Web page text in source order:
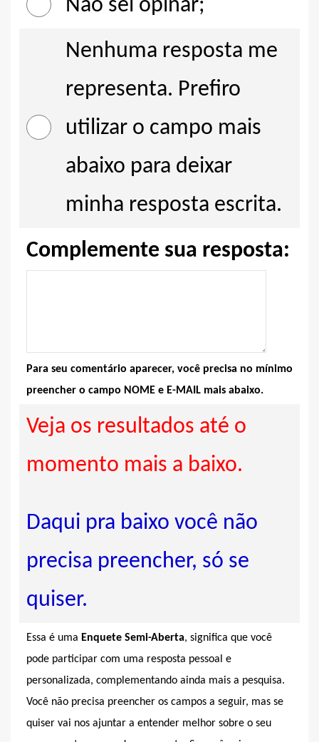
Não sei opinar;
Nenhuma resposta me
representa. Prefiro
utilizar o campo mais
abaixo para deixar
minha resposta escrita.
Complemente sua resposta:
Para seu comentário aparecer, você precisa no mínimo
preencher o campo NOME e E-MAIL mais abaixo.
Veja os resultados até o
momento mais a baixo.
Daqui pra baixo você não
precisa preencher, só se
quiser.
Essa é uma Enquete Semi-Aberta, significa que você
pode participar com uma resposta pessoal e
personalizada, complementando ainda mais a pesquisa.
Você não precisa preencher os campos a seguir, mas se
quiser vai nos ajuntar a entender melhor sobre o seu